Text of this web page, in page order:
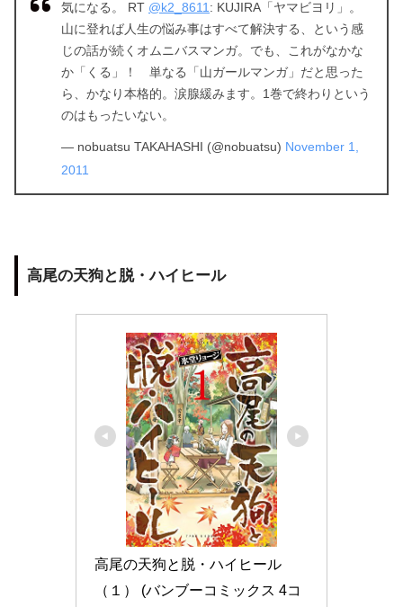
気になる。 RT @k2_8611 : KUJIRA「ヤマビヨリ」。
山に登れば人生の悩み事はすべて解決する、という感
じの話が続くオムニバスマンガ。でも、これがなかな
か「くる」！ 単なる「山ガールマンガ」だと思った
ら、かなり本格的。涙腺緩みます。1巻で終わりという
のはもったいない。
— nobuatsu TAKAHASHI (@nobuatsu) November 1,
2011
高尾の天狗と脱・ハイヒール
高尾の天狗と脱・ハイヒール
（１） (バンブーコミックス 4コ